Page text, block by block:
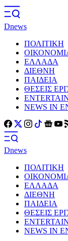
Dnews
ΠΟΛΙΤΙΚΗ
ΕΛΛΑΔΑ
ΔΙΕΘΝΗ
ΠΑΙΔΕΙΑ
ΘΕΣΕΙΣ
NEWS IN
Dnews
ΠΟΛΙΤΙΚΗ
ΕΛΛΑΔΑ
ΔΙΕΘΝΗ
ΠΑΙΔΕΙΑ
ΘΕΣΕΙΣ
NEWS IN